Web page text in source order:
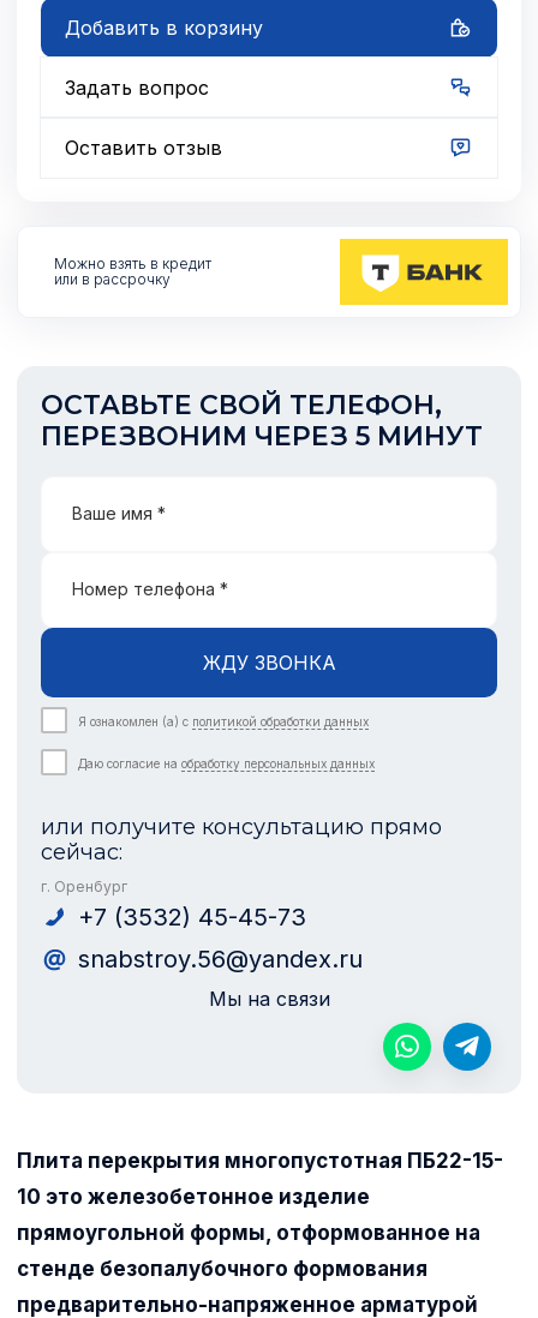
Добавить в корзину
Задать вопрос
Оставить отзыв
Можно взять в кредит
или в рассрочку
ОСТАВЬТЕ СВОЙ ТЕЛЕФОН,
ПЕРЕЗВОНИМ ЧЕРЕЗ 5 МИНУТ
Ваше имя *
Номер телефона *
ЖДУ ЗВОНКА
Я ознакомлен (а) с политикой обработки данных
Даю согласие на обработку персональных данных
или получите консультацию прямо
сейчас:
г. Оренбург
+7 (3532) 45-45-73
snabstroy.56@yandex.ru
Мы на связи
Плита перекрытия многопустотная ПБ22-15-
10 это железобетонное изделие
прямоугольной формы, отформованное на
стенде безопалубочного формования
предварительно-напряженное арматурой